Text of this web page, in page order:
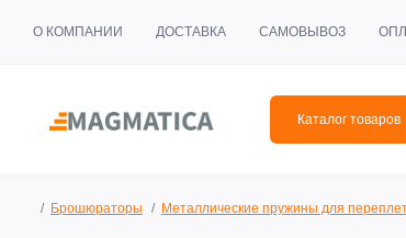
О КОМПАНИИ ДОСТАВКА САМОВЫВОЗ
Каталог товаров
Брошюраторы Металлические пружины для